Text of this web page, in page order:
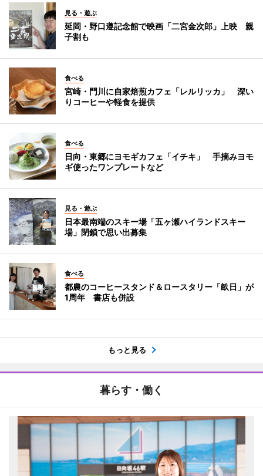
見る・遊ぶ
延岡・野口遵記念館で映画「二宮金次郎」上映 親
子割も
食べる
宮崎・門川に自家焙煎カフェ「レルリッカ」 深い
りコーヒーや軽食を提供
食べる
日向・東郷にヨモギカフェ「イチキ」 手摘みヨモ
ギ使ったワンプレートなど
見る・遊ぶ
日本最南端のスキー場「五ヶ瀬ハイランドスキー
場」閉鎖で思い出募集
食べる
都農のコーヒースタンド＆ロースタリー「畝日」が
1周年 書店も併設
もっと見る
暮らす・働く